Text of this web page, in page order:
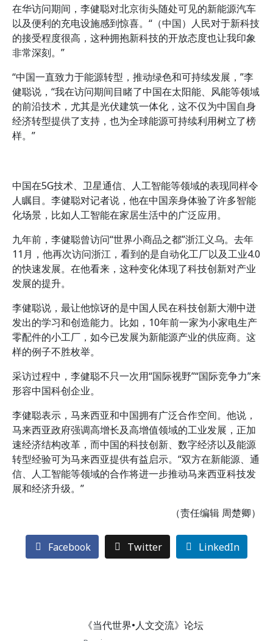
在华访问期间，李健聪对北京街头随处可见的新能源汽车
以及便利的充电设施感到惊喜。“（中国）人民对于新科技
的接受程度很高，这种拥抱新科技的开放态度也让我印象
非常深刻。”
“中国一直致力于能源转型，推动绿色和可持续发展，”李
健聪说，“我在访问期间目睹了中国在太阳能、风能等领域
的前沿技术，尤其是光伏建筑一体化，这不仅为中国自身
经济转型提供了支持，也为全球能源可持续利用树立了榜
样。”
中国在5G技术、卫星通信、人工智能等领域的表现同样令
人瞩目。李健聪对记者说，他在中国亲身体验了许多智能
化场景，比如人工智能在家居生活中的广泛应用。
九年前，李健聪曾访问“世界小商品之都”浙江义乌。去年
11月，他再次访问浙江，看到的是自动化工厂以及工业4.0
的快速发展。在他看来，这种变化体现了科技创新对产业
发展的提升。
李健聪说，最让他惊讶的是中国人民在科技创新大潮中迸
发出的学习和创造能力。比如，10年前一家为小家电生产
零配件的小工厂，如今已发展为新能源产业的供应商。这
样的例子不胜枚举。
采访过程中，李健聪不只一次用“国际视野”“国际竞争力”来
形容中国科创企业。
李健聪表示，马来西亚和中国拥有广泛合作空间。他说，
马来西亚政府强调高增长及高增值领域的工业发展，正加
速经济结构改革，而中国的科技创新、数字经济以及能源
转型经验可为马来西亚提供有益启示。“双方在新能源、通
信、人工智能等领域的合作将进一步推动马来西亚科技发
展和经济升级。”
（责任编辑 周楚卿）
Facebook Twitter LinkedIn
《当代世界•人文交流》论坛